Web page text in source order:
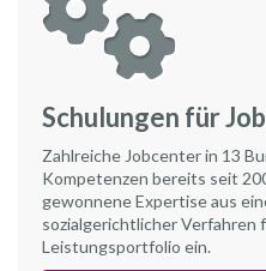
Schulungen für
Zahlreiche Jobcenter in 13
Kompetenzen bereits seit
gewonnene Expertise aus
sozialgerichtlicher Verfahren
Leistungsportfolio ein.